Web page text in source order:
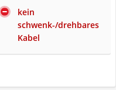
kein
schwenk-/drehbares
Kabel